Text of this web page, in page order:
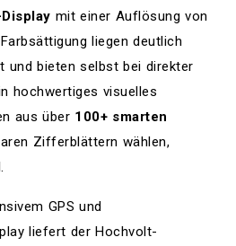
mit einer Auflösung von
liegen deutlich
und bieten selbst bei direkter
hochwertiges visuelles
aus über 100+ smarten
Zifferblättern wählen,
GPS und
liefert der Hochvolt-